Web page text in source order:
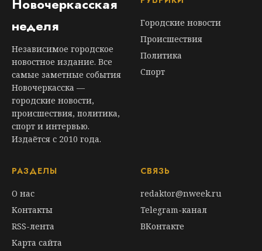
Новочеркасская
неделя
Независимое городское
новостное издание. Все
самые заметные события
Новочеркасска —
городские новости,
происшествия, политика,
спорт и интервью.
Издаётся с 2010 года.
Городские новости
Происшествия
Политика
Спорт
РАЗДЕЛЫ
О нас
Контакты
RSS-лента
Карта сайта
СВЯЗЬ
redaktor@nweek.ru
Telegram-канал
ВКонтакте